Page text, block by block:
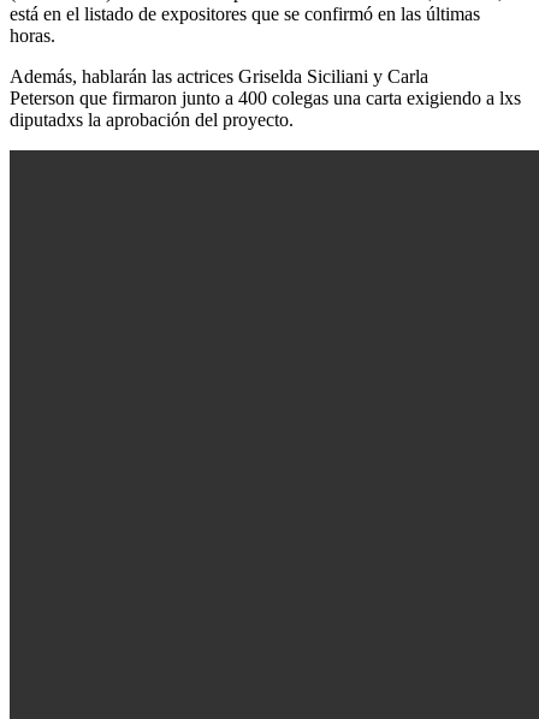
está en el listado de expositores que se confirmó en las últimas
horas.
Además, hablarán las actrices Griselda Siciliani y Carla
Peterson que firmaron junto a 400 colegas una carta exigiendo a lxs
diputadxs la aprobación del proyecto.